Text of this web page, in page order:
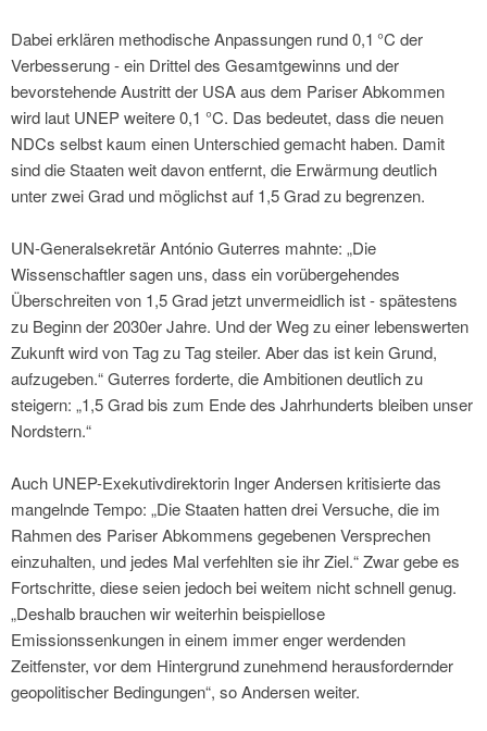
Dabei erklären methodische Anpassungen rund 0,1 °C der
Verbesserung - ein Drittel des Gesamtgewinns und der
bevorstehende Austritt der USA aus dem Pariser Abkommen
wird laut UNEP weitere 0,1 °C. Das bedeutet, dass die neuen
NDCs selbst kaum einen Unterschied gemacht haben. Damit
sind die Staaten weit davon entfernt, die Erwärmung deutlich
unter zwei Grad und möglichst auf 1,5 Grad zu begrenzen.
UN-Generalsekretär António Guterres mahnte: „Die
Wissenschaftler sagen uns, dass ein vorübergehendes
Überschreiten von 1,5 Grad jetzt unvermeidlich ist - spätestens
zu Beginn der 2030er Jahre. Und der Weg zu einer lebenswerten
Zukunft wird von Tag zu Tag steiler. Aber das ist kein Grund,
aufzugeben.“ Guterres forderte, die Ambitionen deutlich zu
steigern: „1,5 Grad bis zum Ende des Jahrhunderts bleiben unser
Nordstern.“
Auch UNEP-Exekutivdirektorin Inger Andersen kritisierte das
mangelnde Tempo: „Die Staaten hatten drei Versuche, die im
Rahmen des Pariser Abkommens gegebenen Versprechen
einzuhalten, und jedes Mal verfehlten sie ihr Ziel.“ Zwar gebe es
Fortschritte, diese seien jedoch bei weitem nicht schnell genug.
„Deshalb brauchen wir weiterhin beispiellose
Emissionssenkungen in einem immer enger werdenden
Zeitfenster, vor dem Hintergrund zunehmend herausfordernder
geopolitischer Bedingungen“, so Andersen weiter.